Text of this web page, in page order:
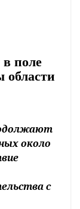
поле
области
около
с